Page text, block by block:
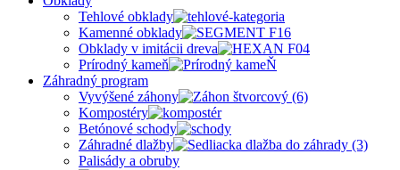
Tehlové obklady
Kamenné obklady
Obklady v imitácii dreva
Prírodný kameň
Záhradný program
Vyvýšené záhony
Kompostéry
Betónové schody
Záhradné dlažby
Palisády a obruby